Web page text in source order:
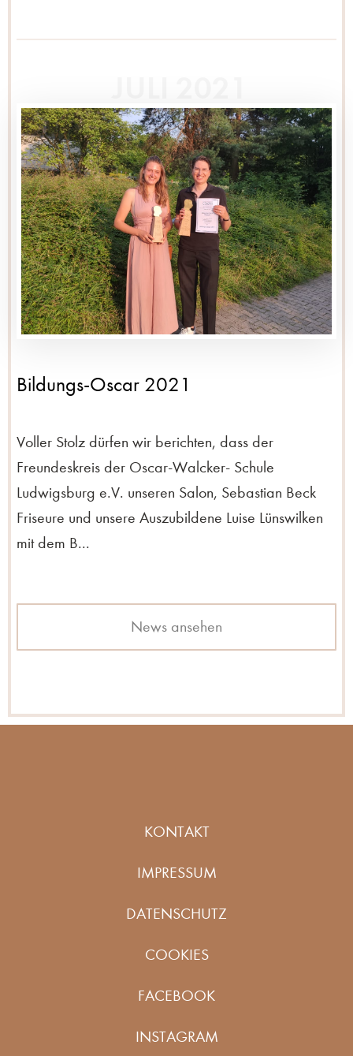
Bildungs-Oscar 2021
Voller Stolz dürfen wir berichten, dass der
Freundeskreis der Oscar-Walcker- Schule
Ludwigsburg e.V. unseren Salon, Sebastian Beck
Friseure und unsere Auszubildene Luise Lünswilken
mit dem B...
News ansehen
KONTAKT
IMPRESSUM
DATENSCHUTZ
COOKIES
FACEBOOK
INSTAGRAM